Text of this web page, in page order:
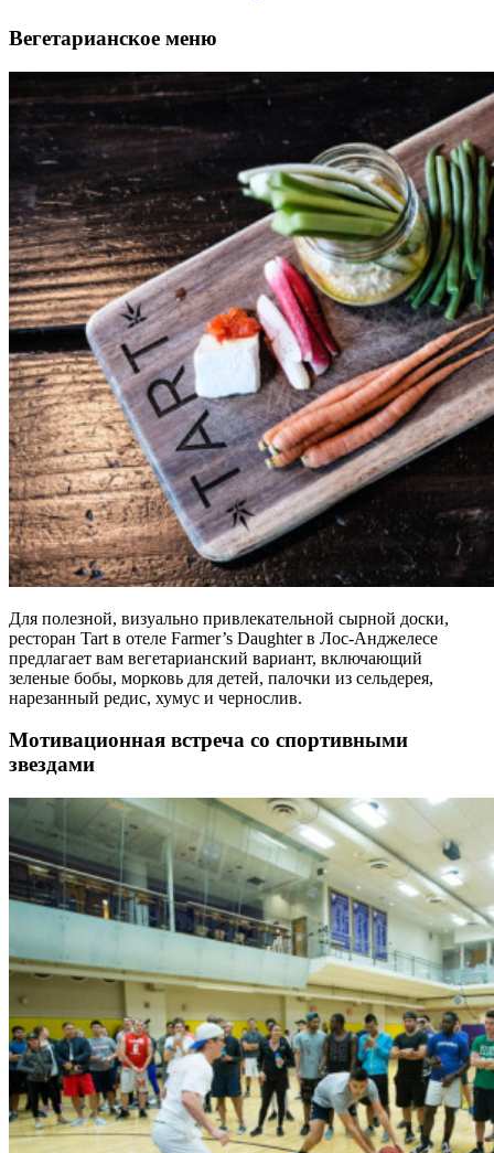
Вегетарианское меню
Для полезной, визуально привлекательной сырной доски,
ресторан Tart в отеле Farmer’s Daughter в Лос-Анджелесе
предлагает вам вегетарианский вариант, включающий
зеленые бобы, морковь для детей, палочки из сельдерея,
нарезанный редис, хумус и чернослив.
Мотивационная встреча со спортивными
звездами